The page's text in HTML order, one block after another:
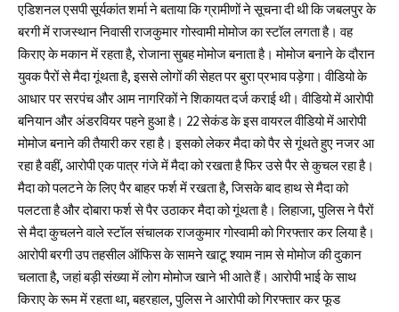
एडिशनल एसपी सूर्यकांत शर्मा ने बताया कि ग्रामीणों ने सूचना दी थी कि जबलपुर के
बरगी में राजस्थान निवासी राजकुमार गोस्वामी मोमोज का स्टॉल लगता है। वह
किराए के मकान में रहता है, रोजाना सुबह मोमोज बनाता है। मोमोज बनाने के दौरान
युवक पैरों से मैदा गूंथता है, इससे लोगों की सेहत पर बुरा प्रभाव पड़ेगा। वीडियो के
आधार पर सरपंच और आम नागरिकों ने शिकायत दर्ज कराई थी। वीडियो में आरोपी
बनियान और अंडरवियर पहने हुआ है। 22 सेकंड के इस वायरल वीडियो में आरोपी
मोमोज बनाने की तैयारी कर रहा है। इसको लेकर मैदा को पैर से गूंथते हुए नजर आ
रहा है वहीं, आरोपी एक पात्र गंजे में मैदा को रखता है फिर उसे पैर से कुचल रहा है।
मैदा को पलटने के लिए पैर बाहर फर्श में रखता है, जिसके बाद हाथ से मैदा को
पलटता है और दोबारा फर्श से पैर उठाकर मैदा को गूंथता है। लिहाजा, पुलिस ने पैरों
से मैदा कुचलने वाले स्टॉल संचालक राजकुमार गोस्वामी को गिरफ्तार कर लिया है।
आरोपी बरगी उप तहसील ऑफिस के सामने खाटू श्याम नाम से मोमोज की दुकान
चलाता है, जहां बड़ी संख्या में लोग मोमोज खाने भी आते हैं। आरोपी भाई के साथ
किराए के रूम में रहता था, बहरहाल, पुलिस ने आरोपी को गिरफ्तार कर फूड